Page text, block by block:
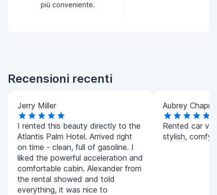
più conveniente.
Recensioni recenti
Jerry Miller
I rented this beauty directly to the
Atlantis Palm Hotel. Arrived right
on time - clean, full of gasoline. I
liked the powerful acceleration and
comfortable cabin. Alexander from
the rental showed and told
everything, it was nice to
Aubrey
Rented car
stylish,